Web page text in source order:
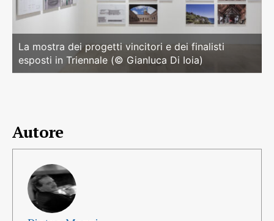
La mostra dei progetti vincitori e dei finalisti
esposti in Triennale (© Gianluca Di Ioia)
Autore